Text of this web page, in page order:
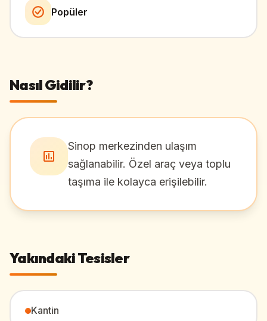
Popüler
Nasıl Gidilir?
Sinop merkezinden ulaşım
sağlanabilir. Özel araç veya toplu
taşıma ile kolayca erişilebilir.
Yakındaki Tesisler
Kantin